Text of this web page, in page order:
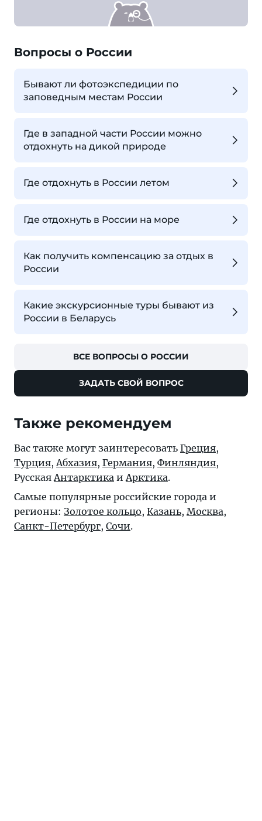
Вопросы о России
Бывают ли фотоэкспедиции по
заповедным местам России
Где в западной части России можно
отдохнуть на дикой природе
Где отдохнуть в России летом
Где отдохнуть в России на море
Как получить компенсацию за отдых в
России
Какие экскурсионные туры бывают из
России в Беларусь
ВСЕ ВОПРОСЫ О РОССИИ
ЗАДАТЬ СВОЙ ВОПРОС
Также рекомендуем
Вас также могут заинтересовать Греция,
Турция, Абхазия, Германия, Финляндия,
Русская Антарктика и Арктика.
Самые популярные российские города и
регионы: Золотое кольцо, Казань, Москва,
Санкт-Петербург, Сочи.